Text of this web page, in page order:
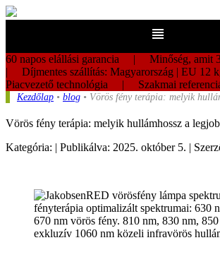
60 napos elállási garancia | Minőség, amit
| Díjmentes szállítás: Magyarország | EU
Piacvezető technológia | Szakmai
Kezdőlap • blog • Vörös fény terápia: melyik
Vörös fény terápia: melyik hullámhossz a
Kategória: | Publikálva: 2025. október 5. |